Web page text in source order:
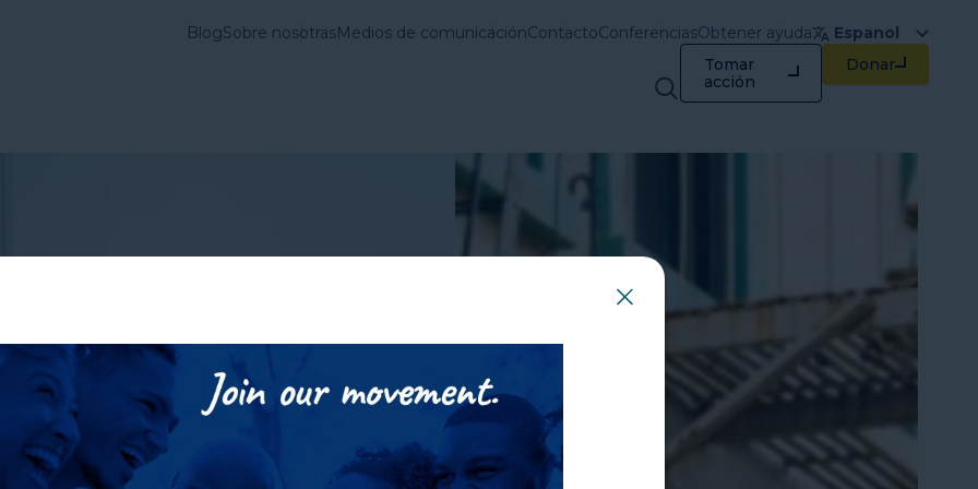
BlogSobre nosotrasMedios de comunicaciónContactoConferenciasObtener ayuda
Espanol
Tomar
acción
Donar
mental y conductual